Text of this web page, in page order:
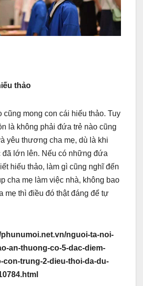
thảo
cũng mong con cái hiếu thảo. Tuy
là không phải đứa trẻ nào cũng
yêu thương cha mẹ, dù là khi
đã lớn lên. Nếu có những đứa
hiếu thảo, làm gì cũng nghĩ đến
cha mẹ làm việc nhà, không bao
mẹ thì điều đó thật đáng để tự
nguoi-ta-noi-
an-thuong-co-5-dac-diem-
con-trung-2-dieu-thoi-da-du-